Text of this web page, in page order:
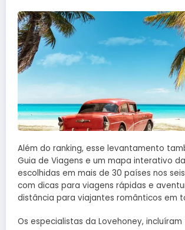
Além do ranking, esse levantamento
Guia de Viagens e um mapa interativo
escolhidas em mais de 30 países nos
com dicas para viagens rápidas e
distância para viajantes românticos em
Os especialistas da Lovehoney,